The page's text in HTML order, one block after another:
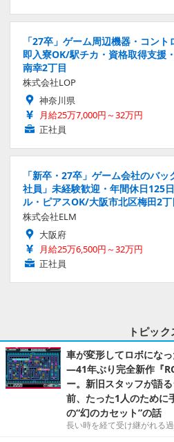
「27卒」ゲーム周辺機器・コン
即入寮OK/駅チカ・資格取得支援
南幸2丁目
株式会社LOP
神奈川県
月給25万7,000円～32万円
正社員
「新卒・27卒」ゲーム会社のバ
社員」未経験歓迎・年間休日125
ル・ピアスOK/大阪市北区梅田2丁
株式会社ELM
大阪府
月給25万6,500円～32万円
正社員
トピック
車が変形してロボにな
―41年ぶり完全新作『
ー。新旧スタッフが語
前、たった1人のために
の“幻のカセット”の話
長い時を経て受け継がれる